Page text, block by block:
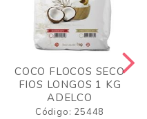
COCO FLOCOS SECO
FIOS LONGOS 1 KG
ADELCO
Código: 25448